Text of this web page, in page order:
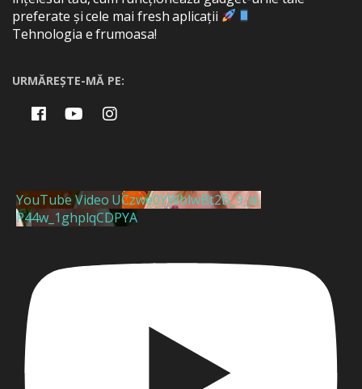
preferate și cele mai fresh aplicații
Tehnologia e frumoasa!
URMĂREȘTE-MĂ PE:
YouTube Video UCzwe0YWblwBt2B_9_d-
P44w_1ghplqCDPYA